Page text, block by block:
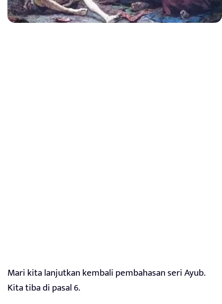
Mari kita lanjutkan kembali pembahasan seri Ayub.
Kita tiba di pasal 6.